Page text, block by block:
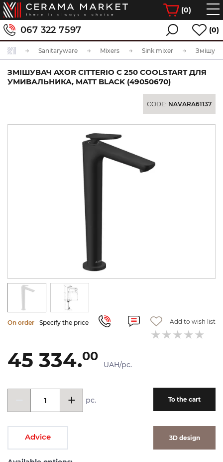
(0)
067 322 7597 (0)
Sanitaryware Mixers Sink mixer
ЗМІШУВАЧ AXOR CITTERIO C 250 COOLSTART ДЛЯ
УМИВАЛЬНИКА, MATT BLACK (49050670)
CODE: NAVARA61137
On order Specify the price Add to wish list
45 334.00
UAH/pc.
pc. To the cart
Advice 3D design